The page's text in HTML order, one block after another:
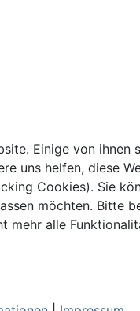
Einige von ihnen
uns helfen, diese
Cookies). Sie
möchten. Bitte
mehr alle